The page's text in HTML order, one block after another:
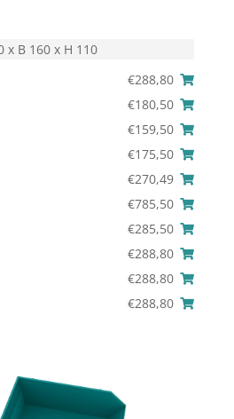
x B 160 x H 110
€288,80
€180,50
€159,50
€175,50
€270,49
€785,50
€285,50
€288,80
€288,80
€288,80